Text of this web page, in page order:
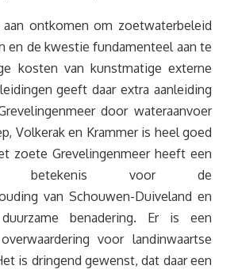
ontkomen om zoetwaterbeleid
en de kwestie fundamenteel aan te
kosten van kunstmatige externe
geeft daar extra aanleiding
door wateraanvoer
Volkerak en Krammer is heel goed
zoete Grevelingenmeer heeft een
betekenis voor de
van Schouwen-Duiveland en
benadering. Er is een
voor landinwaartse
is dringend gewenst, dat daar een